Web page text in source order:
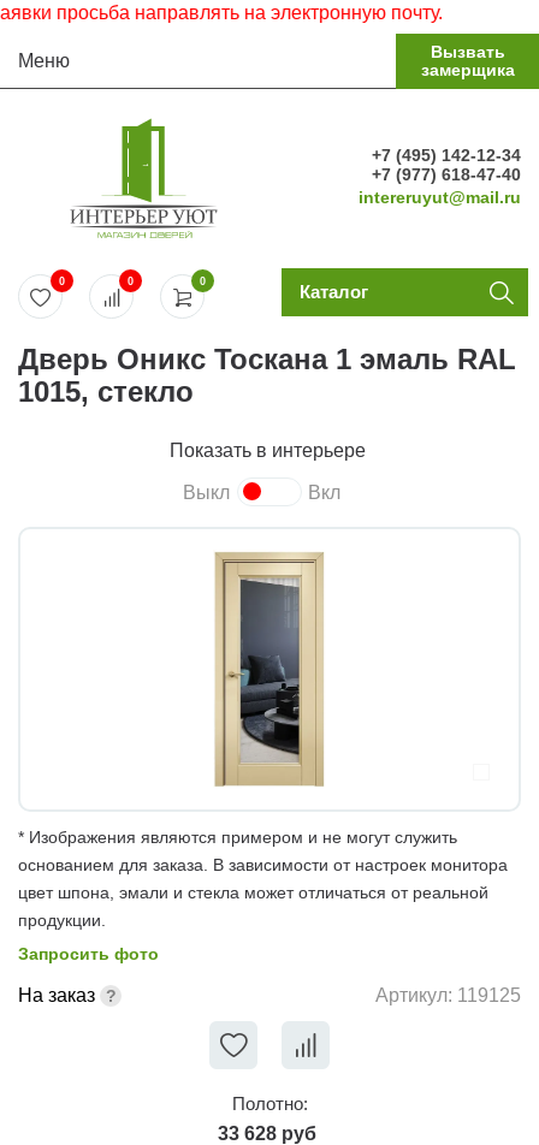
просьба направлять на электронную почту.
Меню
Вызвать
замерщика
+7 (495) 142-12-34
+7 (977) 618-47-40
intereruyut@mail.ru
0
0 0 Каталог
Дверь Оникс Тоскана 1 эмаль RAL
1015, стекло
Показать в интерьере
Выкл Вкл
* Изображения являются примером и не могут служить
основанием для заказа. В зависимости от настроек монитора
цвет шпона, эмали и стекла может отличаться от реальной
продукции.
Запросить фото
На заказ Артикул: 119125
Полотно:
33 628 руб